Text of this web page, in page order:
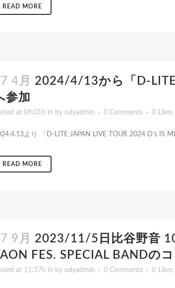
READ MORE
4月
2024/4/13から「D-LITE
参加
at 09:01h in by odyadmin 0 Comments 0 Likes
より 「D-LITE JAPAN LIVE TOUR 2024 D's IS
READ MORE
9月
2023/11/5日比谷野音
FES. SPECIAL BANDの
at 11:37h in by odyadmin 0 Comments 0 Likes